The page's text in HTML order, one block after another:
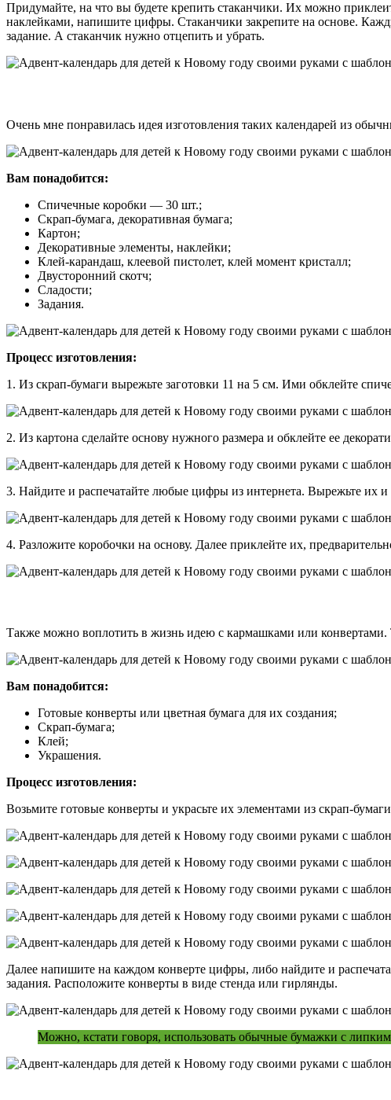
Придумайте, на что вы будете крепить стаканчики. Их можно
наклейками, напишите цифры. Стаканчики закрепите на основе.
задание. А стаканчик нужно отцепить и убрать.
Очень мне понравилась идея изготовления таких календарей из
Вам понадобится:
Спичечные коробки — 30 шт.;
Скрап-бумага, декоративная бумага;
Картон;
Декоративные элементы, наклейки;
Клей-карандаш, клеевой пистолет, клей момент кристалл;
Двусторонний скотч;
Сладости;
Задания.
Процесс изготовления:
1. Из скрап-бумаги вырежьте заготовки 11 на 5 см. Ими обклейте
2. Из картона сделайте основу нужного размера и обклейте ее
3. Найдите и распечатайте любые цифры из интернета. Вырежьте их
4. Разложите коробочки на основу. Далее приклейте их,
Также можно воплотить в жизнь идею с кармашками или конвертами.
Вам понадобится:
Готовые конверты или цветная бумага для их создания;
Скрап-бумага;
Клей;
Украшения.
Процесс изготовления:
Возьмите готовые конверты и украсьте их элементами из скрап-
Далее напишите на каждом конверте цифры, либо найдите и
задания. Расположите конверты в виде стенда или гирлянды.
Можно, кстати говоря, использовать обычные бумажки с